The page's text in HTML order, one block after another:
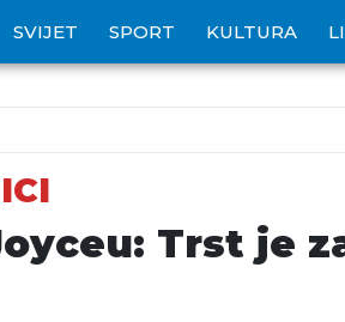
SVIJET SPORT KULTURA
Trst je